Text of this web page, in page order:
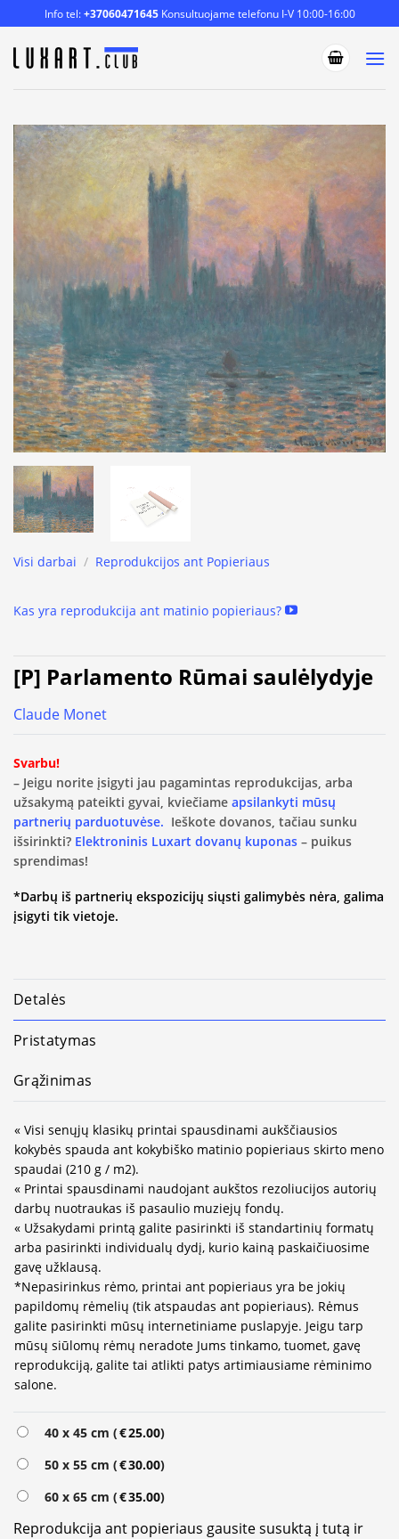
to
content
Info tel:+37060471645Konsultuojame telefonu I-V 10:00-16:00
Visi darbai / Reprodukcijos ant Popieriaus
Kas yra reprodukcija ant matinio popieriaus?
[P] Parlamento Rūmai saulėlydyje
Claude Monet
Svarbu!
– Jeigu norite įsigyti jau pagamintas reprodukcijas, arba
užsakymą pateikti gyvai, kviečiame apsilankyti mūsų
partnerių parduotuvėse. Ieškote dovanos, tačiau sunku
išsirinkti? Elektroninis Luxart dovanų kuponas – puikus
sprendimas!
*Darbų iš partnerių ekspozicijų siųsti galimybės nėra, galima
įsigyti tik vietoje.
Detalės
Pristatymas
Grąžinimas
« Visi senųjų klasikų printai spausdinami aukščiausios
kokybės spauda ant kokybiško matinio popieriaus skirto meno
spaudai (210 g / m2).
« Printai spausdinami naudojant aukštos rezoliucijos autorių
darbų nuotraukas iš pasaulio muziejų fondų.
« Užsakydami printą galite pasirinkti iš standartinių formatų
arba pasirinkti individualų dydį, kurio kainą paskaičiuosime
gavę užklausą.
*Nepasirinkus rėmo, printai ant popieriaus yra be jokių
papildomų rėmelių (tik atspaudas ant popieriaus). Rėmus
galite pasirinkti mūsų internetiniame puslapyje. Jeigu tarp
mūsų siūlomų rėmų neradote Jums tinkamo, tuomet, gavę
reprodukciją, galite tai atlikti patys artimiausiame rėminimo
salone.
40 x 45 cm (€25.00)
50 x 55 cm (€30.00)
60 x 65 cm (€35.00)
Reprodukcija ant popieriaus gausite susuktą į tutą ir
Alternative: